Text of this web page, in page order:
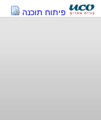
פיתוח תוכנה